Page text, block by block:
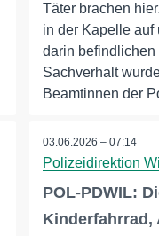
Täter brachen
in der Kapelle auf
darin
Sachverhalt
Beamtinnen der
03.06.2026 – 07:14
Polizeidirektion
POL-PDWIL:
Kinderfahrrad,